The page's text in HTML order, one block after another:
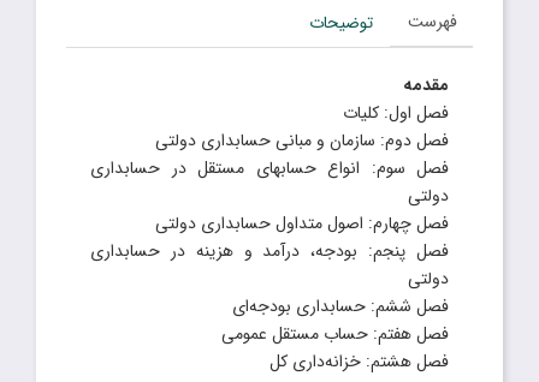
فهرست توضیحات
مقدمه
فصل اول: کلیات
فصل دوم: سازمان و مبانی حسابداری دولتی
فصل سوم: انواع حسابهای مستقل در حسابداری
دولتی
فصل چهارم: اصول متداول حسابداری دولتی
فصل پنجم: بودجه، درآمد و هزینه در حسابداری
دولتی
فصل ششم: حسابداری بودجه‌ای
فصل هفتم: حساب مستقل عمومی
فصل هشتم: خزانه‌داری کل